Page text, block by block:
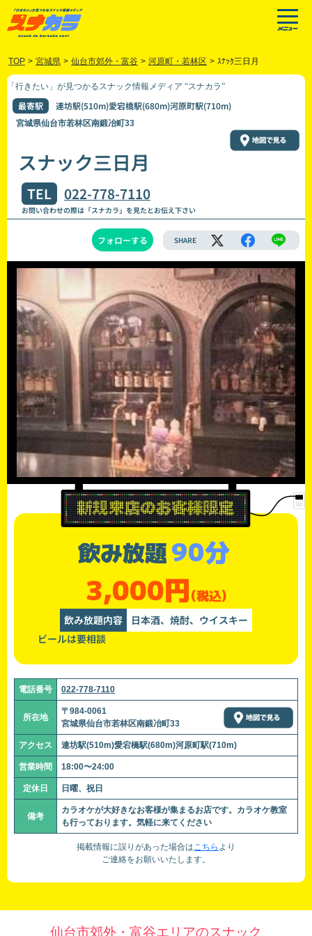
TOP > 宮城県 > 仙台市郊外・富谷 > 河原町・若林区 > ｽﾅｯｸ三日月
「行きたい」が見つかるスナック情報メディア “スナカラ”
最寄駅 連坊駅(510m)愛宕橋駅(680m)河原町駅(710m)
宮城県仙台市若林区南鍛冶町33
スナック三日月
TEL 022-778-7110
お問い合わせの際は「スナカラ」を見たとお伝え下さい
フォローする SHARE
飲み放題90分
3,000円(税込)
飲み放題内容
日本酒、焼酎、ウイスキー
ビールは要相談
電話番号 022-778-7110
所在地
〒984-0061
宮城県仙台市若林区南鍛冶町33
アクセス 連坊駅(510m)愛宕橋駅(680m)河原町駅(710m)
営業時間 18:00〜24:00
定休日 日曜、祝日
備考
カラオケが大好きなお客様が集まるお店です。カラオケ教室
も行っております。気軽に来てください
掲載情報に誤りがあった場合はこちら より
ご連絡をお願いいたします。
仙台市郊外・富谷エリアのスナック